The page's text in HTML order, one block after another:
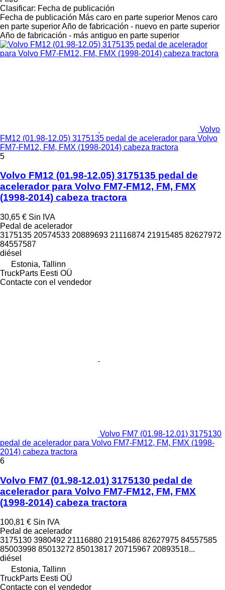
Clasificar: Fecha de publicación
Fecha de publicación Más caro en parte superior Menos caro
en parte superiorAño de fabricación - nuevo en parte superior
Año de fabricación - más antiguo en parte superior
Volvo
FM12 (01.98-12.05) 3175135 pedal de acelerador para Volvo
FM7-FM12, FM, FMX (1998-2014) cabeza tractora
5
Volvo FM12 (01.98-12.05) 3175135 pedal de
acelerador para Volvo FM7-FM12, FM, FMX
(1998-2014) cabeza tractora
30,65 € Sin IVA
Pedal de acelerador
3175135 20574533 20889693 21116874 21915485 82627972
84557587
diésel
Estonia, Tallinn
TruckParts Eesti OÜ
Contacte con el vendedor
Volvo FM7 (01.98-12.01) 3175130
pedal de acelerador para Volvo FM7-FM12, FM, FMX (1998-
2014) cabeza tractora
6
Volvo FM7 (01.98-12.01) 3175130 pedal de
acelerador para Volvo FM7-FM12, FM, FMX
(1998-2014) cabeza tractora
100,81 € Sin IVA
Pedal de acelerador
3175130 3980492 21116880 21915486 82627975 84557585
85003998 85013272 85013817 20715967 20893518...
diésel
Estonia, Tallinn
TruckParts Eesti OÜ
Contacte con el vendedor